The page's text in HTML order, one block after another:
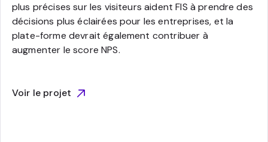
plus précises sur les visiteurs aident FIS à prendre des
décisions plus éclairées pour les entreprises, et la
plate-forme devrait également contribuer à
augmenter le score NPS.
Voir le projet